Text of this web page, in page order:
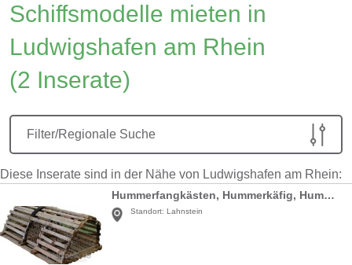
Schiffsmodelle mieten in
Ludwigshafen am Rhein
(2 Inserate)
Filter/Regionale Suche
Diese Inserate sind in der Nähe von Ludwigshafen am Rhein:
Hummerfangkästen, Hummerkäfig, Hummer, Hummerfang, Fischen, Fischer, Angler, Hummerfangkäfig, Käfig, Meer, Dekoration
Standort: Lahnstein